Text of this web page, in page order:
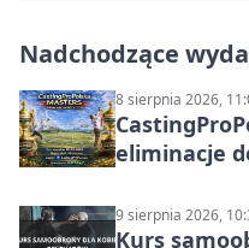
Nadchodzące
8 sierpnia 2026,
eliminacje
9 sierpnia 2026,
Kurs